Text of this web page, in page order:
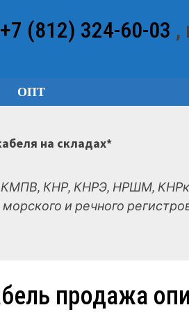
+7 (812) 324-60-03 ,
ОПТ
на складах*
КМПВ, КНР, КНРЭ, НРШМ,
и речного
продажа